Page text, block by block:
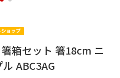
1 2
箱セット 箸18cm ニ
ABC3AG